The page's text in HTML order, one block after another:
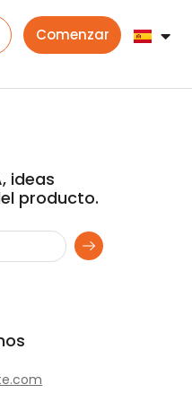
Comenzar
ideas
producto.